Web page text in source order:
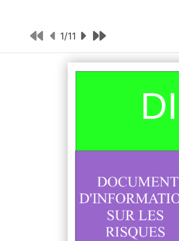
1/11